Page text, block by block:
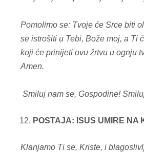
Pomolimo se: Tvoje će Srce biti
se istrošiti u Tebi, Bože moj, a Ti
koji će prinijeti ovu žrtvu u ognju
Amen.
Smiluj nam se, Gospodine!
POSTAJA: ISUS UMIRE NA
Klanjamo Ti se, Kriste, i